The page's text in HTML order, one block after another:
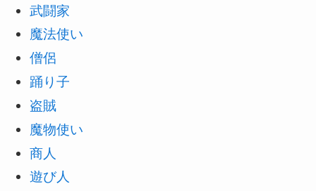
武闘家
魔法使い
僧侶
踊り子
盗賊
魔物使い
商人
遊び人